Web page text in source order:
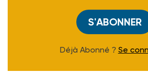
S'ABONNER
Déjà Abonné ? Se